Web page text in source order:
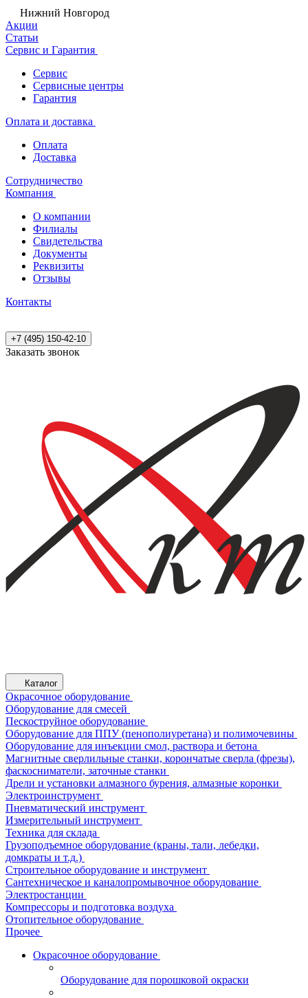
Нижний Новгород
Акции
Статьи
Сервис и Гарантия
Сервис
Сервисные центры
Гарантия
Оплата и доставка
Оплата
Доставка
Сотрудничество
Компания
О компании
Филиалы
Свидетельства
Документы
Реквизиты
Отзывы
Контакты
+7 (495) 150-42-10
Заказать звонок
Каталог
Окрасочное оборудование
Оборудование для смесей
Пескоструйное оборудование
Оборудование для ППУ (пенополиуретана) и полимочевины
Оборудование для инъекции смол, раствора и бетона
Магнитные сверлильные станки, корончатые сверла (фрезы),
фаскосниматели, заточные станки
Дрели и установки алмазного бурения, алмазные коронки
Электроинструмент
Пневматический инструмент
Измерительный инструмент
Техника для склада
Грузоподъемное оборудование (краны, тали, лебедки,
домкраты и т.д.)
Строительное оборудование и инструмент
Сантехническое и каналопромывочное оборудование
Электростанции
Компрессоры и подготовка воздуха
Отопительное оборудование
Прочее
Окрасочное оборудование
Оборудование для порошковой окраски